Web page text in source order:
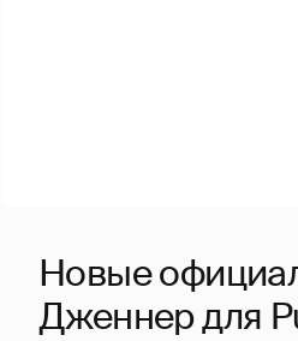
Новые
Дженнер для